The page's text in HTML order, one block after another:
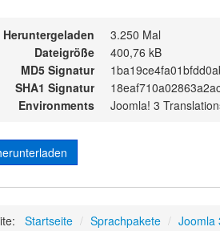
Heruntergeladen
3.250 Mal
Dateigröße
400,76 kB
MD5 Signatur
SHA1 Signatur
Environments
Joomla! 3
Startseite / Sprachpakete / Joomla